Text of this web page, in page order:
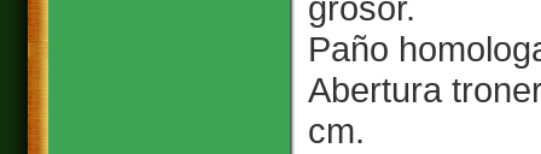
Paño
Abertura
cm.